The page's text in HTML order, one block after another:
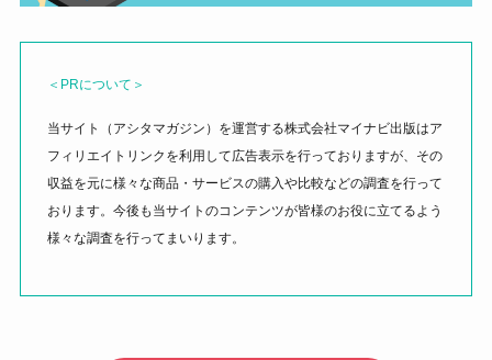
＜PRについて＞
当サイト（アシタマガジン）を運営する株式会社マイナビ出版はア
フィリエイトリンクを利用して広告表示を行っておりますが、その
収益を元に様々な商品・サービスの購入や比較などの調査を行って
おります。今後も当サイトのコンテンツが皆様のお役に立てるよう
様々な調査を行ってまいります。